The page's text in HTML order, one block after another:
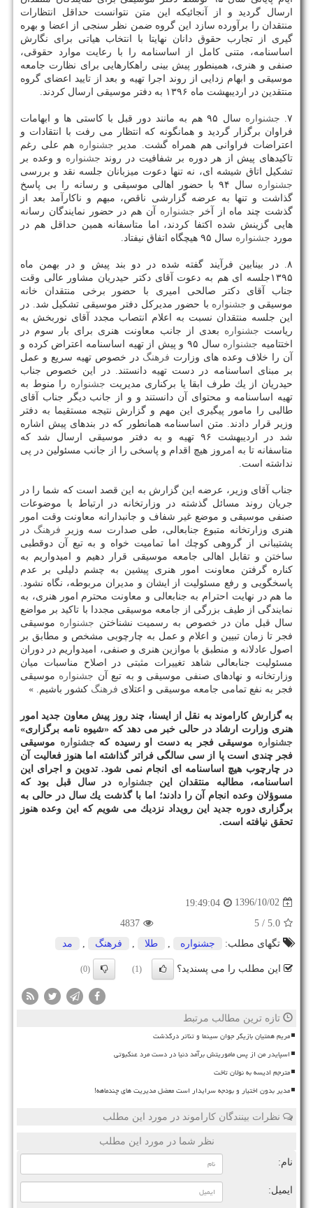
ارسال گردید و از آنجائیكه این متن نتوانست حداقل انتظارات
منتقدان را برآورده سازد این گروه ضمن نظر سنجی از اعضا و بهره
گیری از تجارب حقوق دانان نهایتا با انتخاب هیاتی برای نگارش
اساسنامه، متنی كامل از اساسنامه را با رعایت موارد حقوقی،
صنفی و هنری، همینطور پیش بینی راهكارهایی برای نظارت جامعه
موسیقی و ابهام زدایی از روند اجرا تهیه و بعد از تایید اعضای گروه
منتقدین در اردیبهشت ماه ۱۳۹۶ به دفتر موسیقی ارسال كردند.
۷. جشنواره
سال ۹۵ هم به مانند دور قبل با كاستی ها و ابهامات
فراوان برگزار گردید و همانگونه كه انتظار می رفت با انتقادات و
اعتراضات فراوانی هم همراه گشت. مدیر جشنواره هم علی رغم
تاكیدهای پیش از هر دوره بر شفافیت در روند جشنواره و وعده بر
تشكیل اتاق شیشه ای، نه تنها دعوت میزبانان جلسه نقد و بررسی
جشنواره
سال ۹۴ با حضور اهالی موسیقی و رسانه را بی پاسخ
گذاشت و تنها به عرضه گزارشی ناقص، مبهم و ناكارآمد بعد از
گذشت چند ماه از آخر جشنواره آن هم در حضور نمایندگان رسانه
هایی گزینش شده اكتفا كردند، اما متاسفانه همین حداقل هم در
مورد جشنواره سال ۹۵ هیچگاه اتفاق نیفتاد.
۸. در بینابین فرآیند گفته شده در دو بند پیش و در بهمن ماه
۱۳۹۵جلسه ای هم به دعوت آقای دكتر حیدریان مشاور عالی وقت
جناب آقای دكتر صالحی امیری با حضور برخی منتقدان خانه
موسیقی و جشنواره با حضور مدیركل دفتر موسیقی تشكیل شد. در
این جلسه منتقدان نسبت به اعلام انتصاب مجدد آقای نوربخش به
ریاست جشنواره بعدی از جانب معاونت هنری برای بار سوم در
اختتامیه جشنواره
سال ۹۵ و پیش از تهیه اساسنامه اعتراض كرده و
آن را خلاف وعده های وزارت فرهنگ در خصوص تهیه سریع و عمل
بر مبنای اساسنامه در دست تهیه دانستند. در این خصوص جناب
حیدریان از یك طرف ابقا یا بركناری مدیریت جشنواره را منوط به
تهیه اساسنامه و محتوای آن دانستند و و از جانب دیگر جناب آقای
طالبی را مامور پیگیری این مهم و گزارش نتیجه مستقیما به دفتر
وزیر قرار دادند. متن اساسنامه همانطور كه در بندهای پیش اشاره
شد در اردیبهشت ۹۶ تهیه و به دفتر موسیقی ارسال شد كه
متاسفانه تا به امروز هیچ اقدام و پاسخی را از جانب مسئولین در پی
نداشته است.
جناب آقای وزیر، عرضه این گزارش به این قصد است كه شما را در
جریان روند مسائل گذشته در وزارتخانه در ارتباط با موضوعات
صنفی موسیقی و موضع غیر شفاف و جانبدارانه معاونت وقت امور
هنری وزارتخانه متبوع جنابعالی، طی صدارت سه وزیر فرهنگ در
پشتیبانی از گروهی كوچك اما تمامیت خواه و به تبع آن دوقطبی
ساختن و تقابل اهالی جامعه موسیقی قرار دهیم و امیدواریم به
كناره گرفتن معاونت امور هنری پیشین به چشم دلیلی بر عدم
پاسخگویی و رفع مسئولیت از ایشان و مدیران مربوطه، نگاه نشود.
ما هم در نهایت احترام به جنابعالی و معاونت محترم امور هنری، به
نمایندگی از طیف بزرگی از جامعه موسیقی مجددا با تاكید بر مواضع
سال قبل مان در خصوص به رسمیت نشناختن جشنواره موسیقی
فجر تا زمان تبیین و اعلام و عمل به چارچوبی مشخص و مطابق بر
اصول عادلانه و منطبق با موازین هنری و صنفی، امیدواریم در دوران
مسئولیت جنابعالی شاهد تغییرات مثبتی در اصلاح مناسبات میان
وزارتخانه و نهادهای صنفی موسیقی و به تبع آن جشنواره موسیقی
فجر به نفع تمامی جامعه موسیقی و اعتلای فرهنگ كشور باشیم. »
به گزارش كاراموند به نقل از ایسنا، چند روز پیش معاون جدید امور
هنری وزارت ارشاد در حالی خبر می دهد كه «شیوه نامه برگزاری»
جشنواره موسیقی فجر به دست او رسیده كهجشنواره موسیقی
فجر چندی است پا از سی سالگی فراتر گذاشته اما هنوز فعالیت آن
در چارچوب هیچ اساسنامه ای
انجام نمی شود. تدوین و اجرای این
اساسنامه، مطالبه منتقدان اینجشنواره در سال قبل بود كه
مسوؤلان وعده انجام آن را دادند؛ اما با گذشت یك سال در حالی به
برگزاری دوره جدید این رویداد نزدیك می شویم كه این وعده هنوز
تحقق نیافته است.
1396/10/02
19:49:04
5.0
/ 5
4837
تگهای مطلب:
جشنواره طلا فرهنگ مد
این مطلب را می پسندید؟ (1)
(0)
تازه ترین مطالب مرتبط
مریم همتیان بازیگر جوان سینما و تئاتر درگذشت
اسپایدر من از پس ماموریتش برآمد دنیا در دست مرد عنکبوتی
مترجم ادیسه به نولان تاخت
مدیر بدون اختیار و بودجه سرایدار است معضل مدیریت های چندماهه!
نظرات بینندگان کاراموند در مورد این مطلب
نظر شما در مورد این مطلب
نام:
ایمیل: